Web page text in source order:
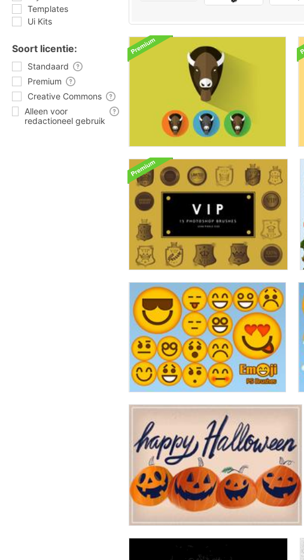
Templates
Ui Kits
Soort licentie:
Standaard
Premium
Creative Commons
Alleen voor
redactioneel gebruik